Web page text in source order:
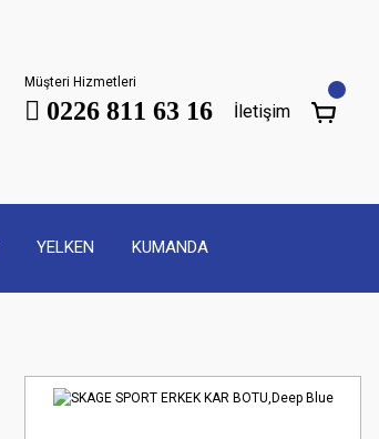
Müşteri Hizmetleri
0226 811 63 16 İletişim
YELKEN KUMANDA